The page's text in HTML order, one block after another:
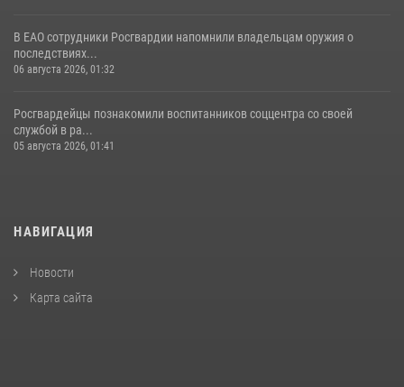
В ЕАО сотрудники Росгвардии напомнили владельцам оружия о
последствиях...
06 августа 2026, 01:32
Росгвардейцы познакомили воспитанников соццентра со своей
службой в ра...
05 августа 2026, 01:41
НАВИГАЦИЯ
Новости
Карта сайта